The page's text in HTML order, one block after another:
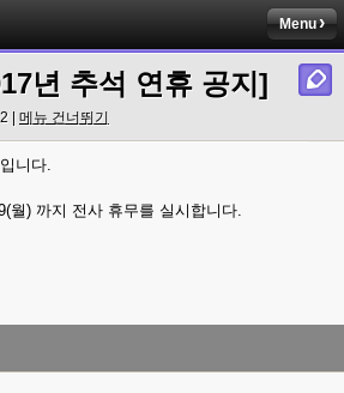
Menu
년 추석 연휴 공지]
| 메뉴 건너뛰기
니다.
월) 까지 전사 휴무를 실시합니다.